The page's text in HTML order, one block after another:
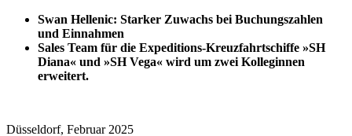
Swan Hellenic: Starker Zuwachs bei Buchungszahlen
und Einnahmen
Sales Team für die Expeditions-Kreuzfahrtschiffe »SH
Diana« und »SH Vega« wird um zwei Kolleginnen
erweitert.
Düsseldorf, Februar 2025